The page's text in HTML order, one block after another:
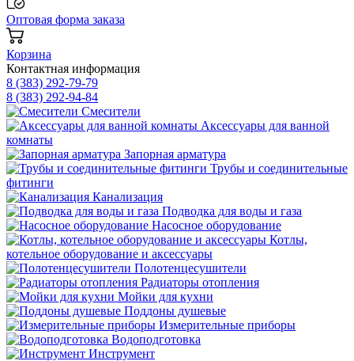
Оптовая форма заказа
Корзина
Контактная информация
8 (383) 292-79-79
8 (383) 292-94-84
Смесители
Аксессуары для ванной
комнаты
Запорная арматура
Трубы и соединительные
фитинги
Канализация
Подводка для воды и газа
Насосное оборудование
Котлы,
котельное оборудование и аксессуары
Полотенцесушители
Радиаторы отопления
Мойки для кухни
Поддоны душевые
Измерительные приборы
Водоподготовка
Инструмент